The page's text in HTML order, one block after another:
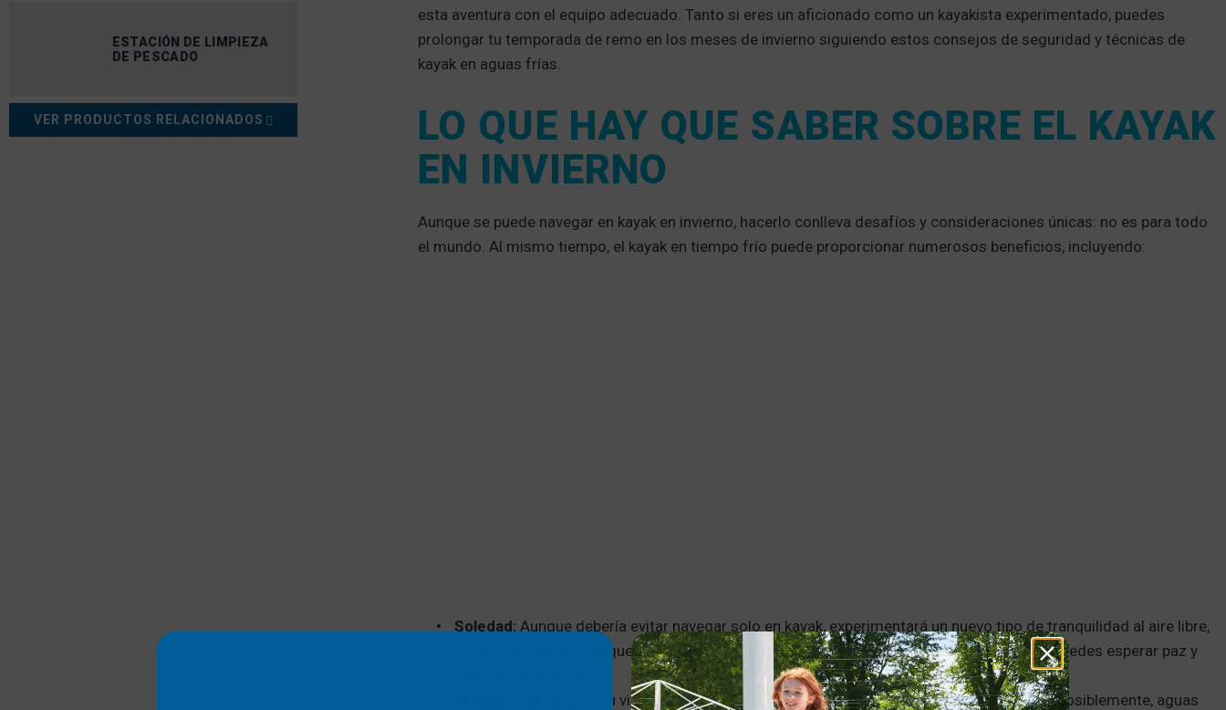
esta aventura con el equipo adecuado. Tanto si eres un aficionado como un kayakista experimentado, puedes
prolongar tu temporada de remo en los meses de invierno siguiendo estos consejos de seguridad y técnicas de
kayak en aguas frías.
LO QUE HAY QUE SABER SOBRE EL KAYAK
EN INVIERNO
Aunque se puede navegar en kayak en invierno, hacerlo conlleva desafíos y consideraciones únicas: no es para todo
el mundo. Al mismo tiempo, el kayak en tiempo frío puede proporcionar numerosos beneficios, incluyendo:
Soledad: Aunque debería evitar navegar solo en kayak, experimentará un nuevo tipo de tranquilidad al aire libre,
incluso en un grupo pequeño. Con menos gente disfrutando de los deportes acuáticos, puedes esperar paz y
En tu viaje te esperan paisajes serenos y nevados, lagos cristalinos y, posiblemente, aguas
ESTACIÓN DE LIMPIEZA
DE PESCADO
VER PRODUCTOS RELACIONADOS